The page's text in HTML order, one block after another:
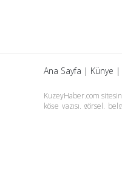
Ana Sayfa | Künye |
KuzeyHaber.com
köşe yazısı, görsel,